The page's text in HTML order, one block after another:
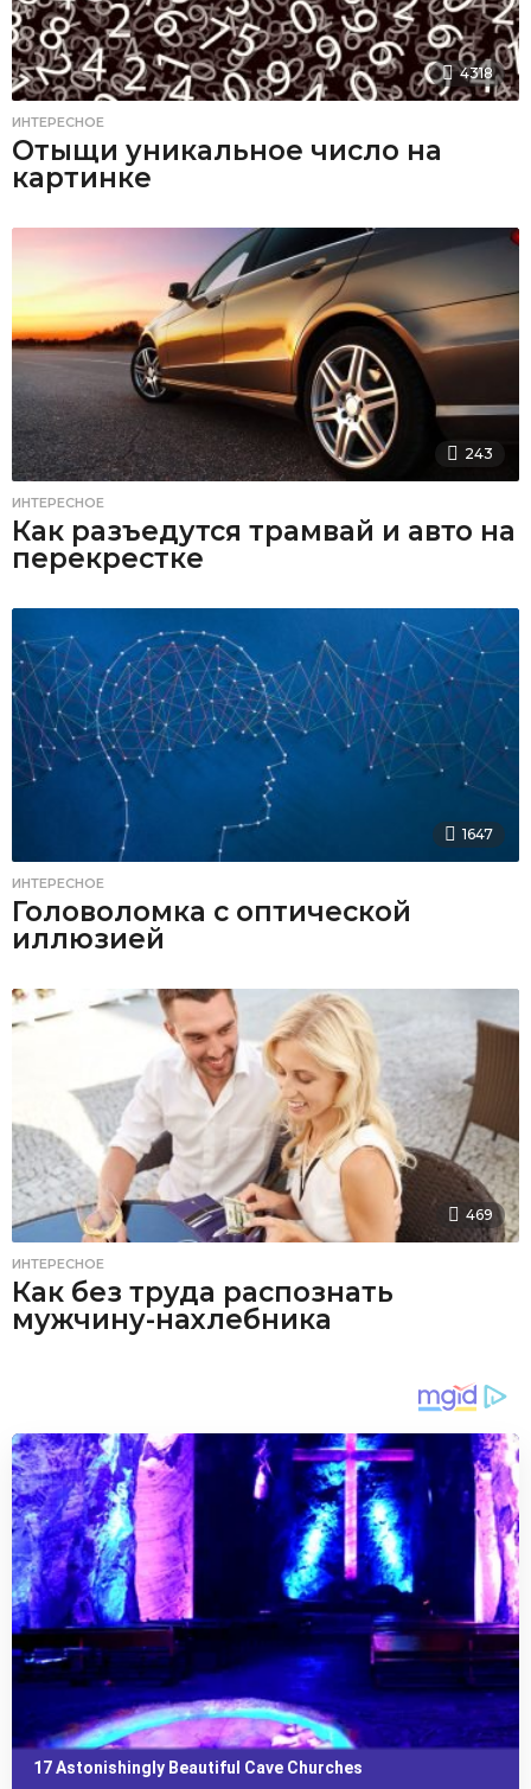
4318
ИНТЕРЕСНОЕ
Отыщи уникальное число на
картинке
243
ИНТЕРЕСНОЕ
Как разъедутся трамвай и авто на
перекрестке
1647
ИНТЕРЕСНОЕ
Головоломка с оптической
иллюзией
469
ИНТЕРЕСНОЕ
Как без труда распознать
мужчину-нахлебника